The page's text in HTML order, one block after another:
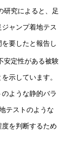
研究によると、足
ャンプ着地テス
要したと報告し
安定性がある被験
示しています。
ような静的バラ
テストのような
を判断するため